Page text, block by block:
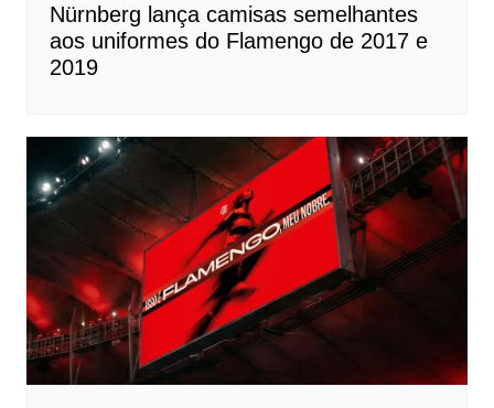
Nürnberg lança camisas semelhantes
aos uniformes do Flamengo de 2017 e
2019